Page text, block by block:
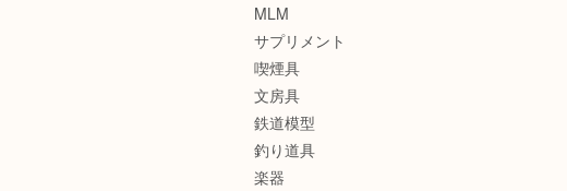
MLM
サプリメント
喫煙具
文房具
鉄道模型
釣り道具
楽器